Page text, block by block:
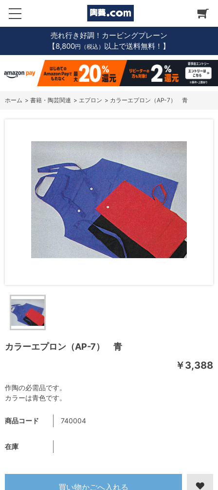
売れ行き好調！カービングプレーン
【8,800円（税込） 以上で送料無料！】
ホーム > 書籍・陶芸関連 > エプロン > カラーエプロン（AP-7） 青
カラーエプロン（AP-7） 青
￥3,388
商品コード 740004
在庫
作陶の必需品です。
カラーは青色です。